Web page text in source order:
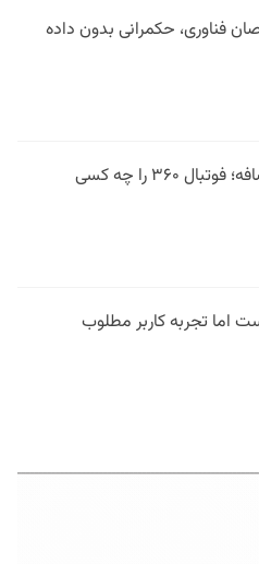
فناوری، حکمرانی بدون داده
فیلتر در وقت اضافه؛ فوتبال ۳۶۰ را چه کسی
اما تجربه کاربر مطلوب